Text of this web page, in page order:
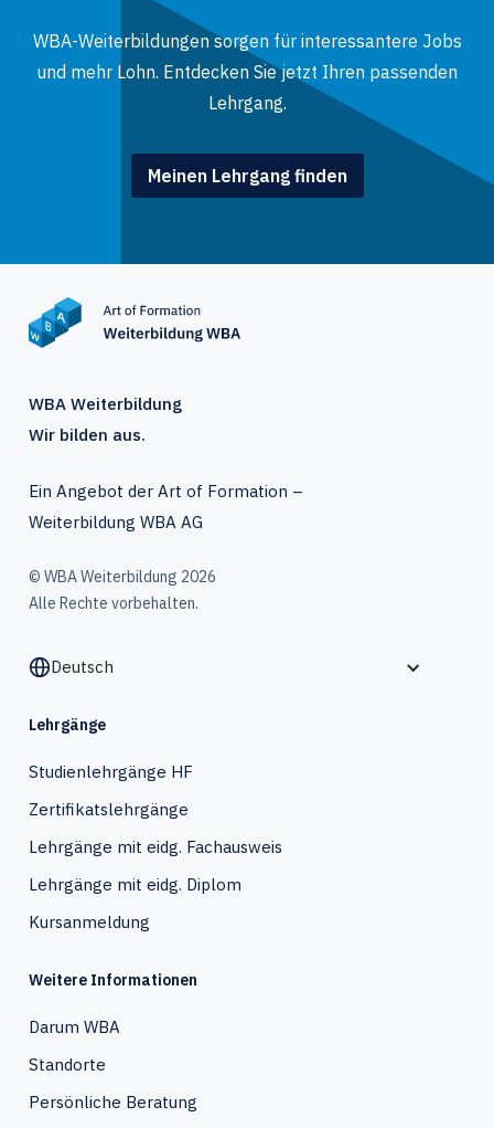
WBA-Weiterbildungen sorgen für interessantere Jobs
und mehr Lohn. Entdecken Sie jetzt Ihren passenden
Lehrgang.
Meinen Lehrgang finden
WBA Weiterbildung
Wir bilden aus.
Ein Angebot der Art of Formation –
Weiterbildung WBA AG
© WBA Weiterbildung 2026
Alle Rechte vorbehalten.
Deutsch
Lehrgänge
Studienlehrgänge HF
Zertifikatslehrgänge
Lehrgänge mit eidg. Fachausweis
Lehrgänge mit eidg. Diplom
Kursanmeldung
Weitere Informationen
Darum WBA
Standorte
Persönliche Beratung